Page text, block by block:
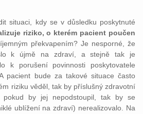
situaci, kdy se v důsledku poskytnuté
riziko, o kterém pacient poučen
překvapením? Je nesporné, že
k újmě na zdraví, a stejně tak je
k porušení povinnosti poskytovatele
pacient bude za takové situace často
riziku věděl, tak by příslušný zdravotní
pokud by jej nepodstoupil, tak by se
ublížení na zdraví) nerealizovalo. Na